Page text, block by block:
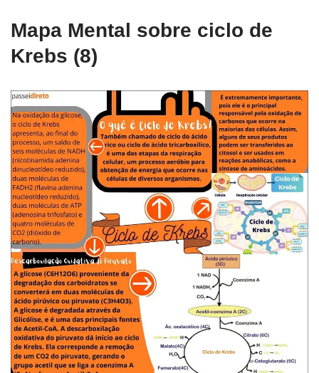
Mapa Mental sobre ciclo de
Krebs (8)